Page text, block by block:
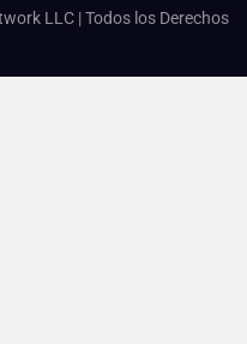
LLC | Todos los Derechos